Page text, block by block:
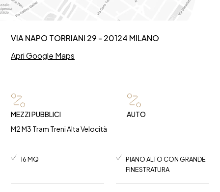
VIA NAPO TORRIANI 29 - 20124 MILANO
Apri Google Maps
MEZZI PUBBLICI
M2 M3 Tram Treni Alta Velocità
AUTO
16 MQ
PIANO ALTO CON GRANDE
FINESTRATURA